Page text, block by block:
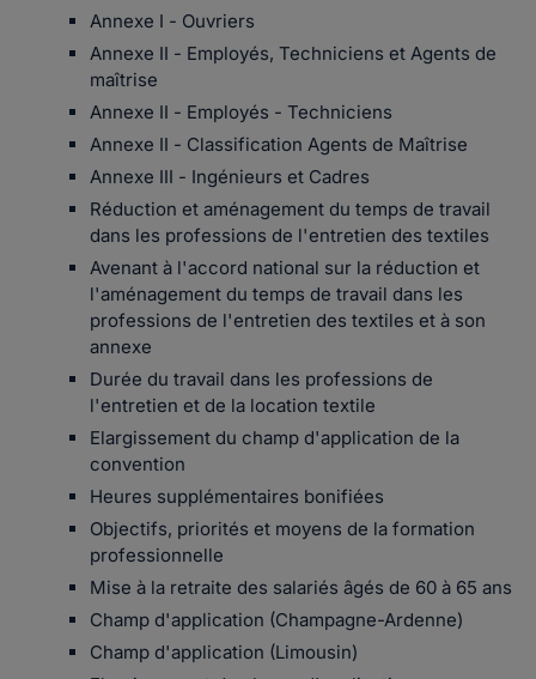
Annexe I - Ouvriers
Annexe II - Employés, Techniciens et Agents de
maîtrise
Annexe II - Employés - Techniciens
Annexe II - Classification Agents de Maîtrise
Annexe III - Ingénieurs et Cadres
Réduction et aménagement du temps de travail
dans les professions de l'entretien des textiles
Avenant à l'accord national sur la réduction et
l'aménagement du temps de travail dans les
professions de l'entretien des textiles et à son
annexe
Durée du travail dans les professions de
l'entretien et de la location textile
Elargissement du champ d'application de la
convention
Heures supplémentaires bonifiées
Objectifs, priorités et moyens de la formation
professionnelle
Mise à la retraite des salariés âgés de 60 à 65 ans
Champ d'application (Champagne-Ardenne)
Champ d'application (Limousin)